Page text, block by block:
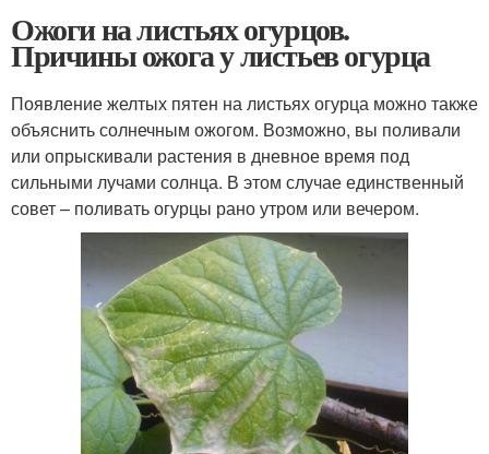
Ожоги на листьях огурцов.
Причины ожога у листьев огурца
Появление желтых пятен на листьях огурца можно также
объяснить солнечным ожогом. Возможно, вы поливали
или опрыскивали растения в дневное время под
сильными лучами солнца. В этом случае единственный
совет – поливать огурцы рано утром или вечером.